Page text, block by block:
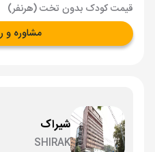
قیمت کودک بدون تخت (هرنفر)
مشاوره و
شیراک
SHIRAK